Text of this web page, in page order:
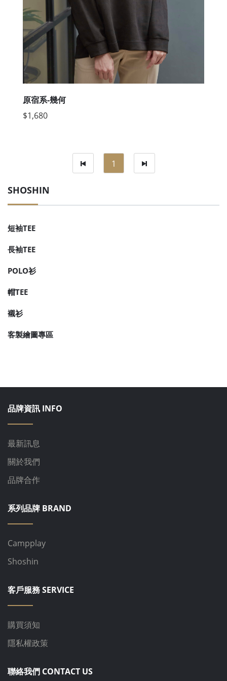
SHOSHIN
短袖TEE
長袖TEE
POLO衫
帽TEE
襯衫
客製繪圖專區
原宿系-幾何
$1,680
1
品牌資訊 INFO
最新訊息
關於我們
品牌合作
系列品牌 BRAND
Campplay
Shoshin
客戶服務 SERVICE
購買須知
隱私權政策
聯絡我們 CONTACT US